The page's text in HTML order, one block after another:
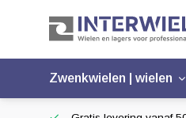
Zwenkwielen | wielen